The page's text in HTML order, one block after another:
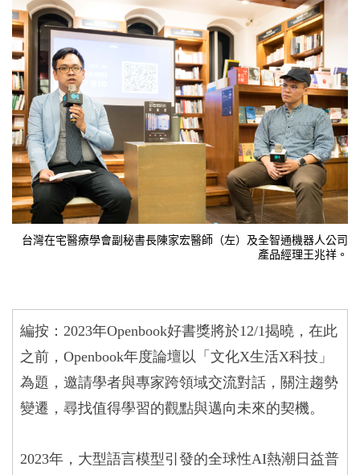
台灣在宅醫療學會副秘書長陳家宏醫師（左）及全智通機器人公司
產品經理王兆祥。
編按： 2023年Openbook好書獎將於12/1揭曉，在此
之前， Openbook年度論壇以「文化X生活X科技」
為題，邀請學者與專家跨領域交流對話，關注趨勢
變遷，尋找值得學習的觀點與邁向未來的契機。
2023年，大型語言模型引發的全球性AI熱潮日益普